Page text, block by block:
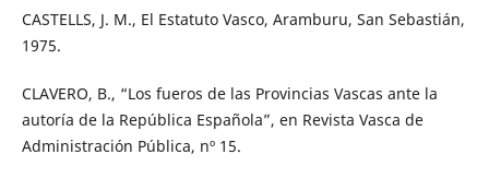
CASTELLS, J. M., El Estatuto Vasco, Aramburu, San Sebastián,
1975.
CLAVERO, B., “Los fueros de las Provincias Vascas ante la
autoría de la República Española”, en Revista Vasca de
Administración Pública, nº 15.